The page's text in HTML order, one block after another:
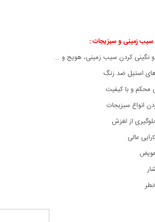
زمینی و سبزیجات :
نگینی کردن سیب زمینی، هویج و ...
استیل ضد زنگ
محکم و با کیفیت
انواع سبزیجات
از لغزش
عالی